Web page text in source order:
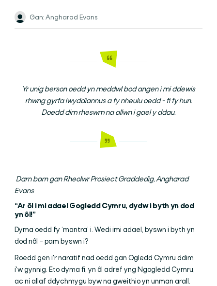
Gan: Angharad Evans
Yr unig berson oedd yn meddwl bod angen i mi ddewis
rhwng gyrfa lwyddiannus a fy nheulu oedd - fi fy hun.
Doedd dim rheswm na allwn i gael y ddau.
Darn barn gan Rheolwr Prosiect Graddedig, Angharad
Evans
“Ar ôl i mi adael Gogledd Cymru, dydw i byth yn dod
yn ôl!”
Dyma oedd fy ‘mantra’ i. Wedi imi adael, byswn i byth yn
dod nôl – pam byswn i?
Roedd gen i'r naratif nad oedd gan Ogledd Cymru ddim
i'w gynnig. Eto dyma fi, yn ôl adref yng Ngogledd Cymru,
ac ni allaf ddychmygu byw na gweithio yn unman arall.